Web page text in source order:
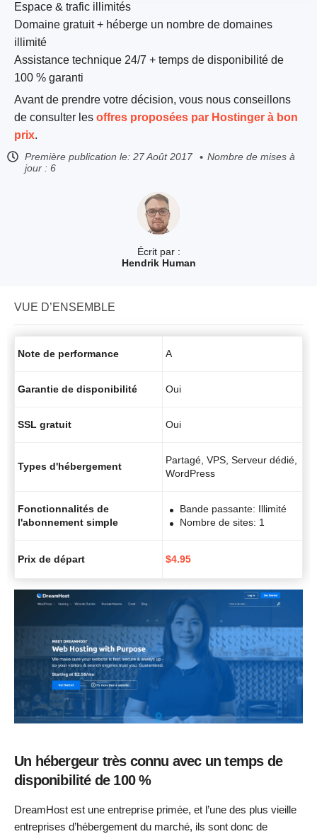
Écrit par :
Hendrik Human
Espace & trafic illimités
Domaine gratuit + héberge un nombre de domaines
illimité
Assistance technique 24/7 + temps de disponibilité de
100 % garanti
Avant de prendre votre décision, vous nous conseillons
de consulter les offres proposées par Hostinger à bon
prix.
Première publication le: 27 Août 2017
Nombre de mises à
jour : 6
VUE D’ENSEMBLE
Note de performance A
Garantie de disponibilité Oui
SSL gratuit Oui
Types d'hébergement
Partagé, VPS, Serveur dédié,
WordPress
Fonctionnalités de
l'abonnement simple
Bande passante: Illimité
Nombre de sites: 1
Prix de départ $4.95
Un hébergeur très connu avec un temps de
disponibilité de 100 %
DreamHost est une entreprise primée, et l’une des plus vieille
entreprises d’hébergement du marché, ils sont donc de